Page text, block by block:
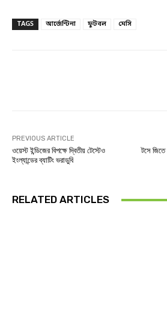
TAGS আর্জেন্টিনা ফুটবল মেসি
PREVIOUS ARTICLE
ওয়েস্ট ইন্ডিজের বিপক্ষে দ্বিতীয় টেস্টেও
ইংল্যান্ডের ব্যাটিং ভরাডুবি
টসে জিতে
RELATED ARTICLES